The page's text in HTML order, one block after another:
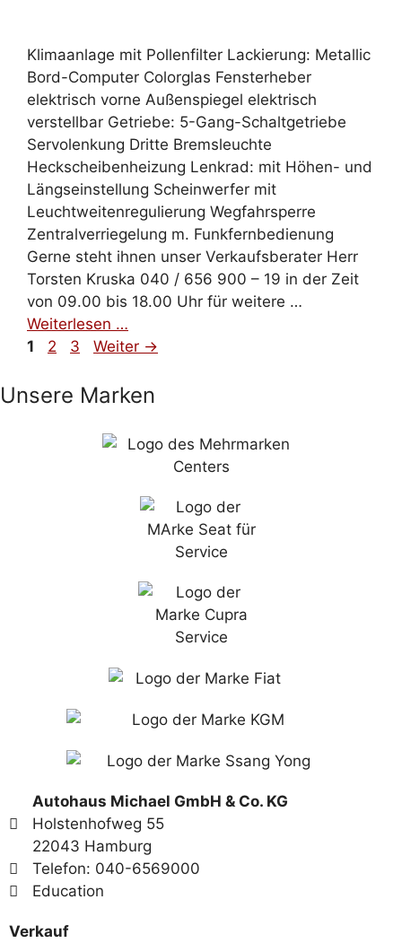
Klimaanlage mit Pollenfilter Lackierung: Metallic
Bord-Computer Colorglas Fensterheber
elektrisch vorne Außenspiegel elektrisch
verstellbar Getriebe: 5-Gang-Schaltgetriebe
Servolenkung Dritte Bremsleuchte
Heckscheibenheizung Lenkrad: mit Höhen- und
Längseinstellung Scheinwerfer mit
Leuchtweitenregulierung Wegfahrsperre
Zentralverriegelung m. Funkfernbedienung
Gerne steht ihnen unser Verkaufsberater Herr
Torsten Kruska 040 / 656 900 – 19 in der Zeit
von 09.00 bis 18.00 Uhr für weitere …
Weiterlesen …
1
2 3 Weiter →
Unsere Marken
Autohaus Michael GmbH & Co. KG
Holstenhofweg 55
22043 Hamburg
Telefon: 040-6569000
Education
Verkauf